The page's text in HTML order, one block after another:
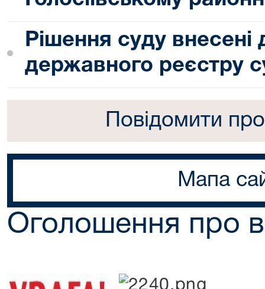
Рішення суду
державного реєстру
Повідомити
Мапа
Оголошення про